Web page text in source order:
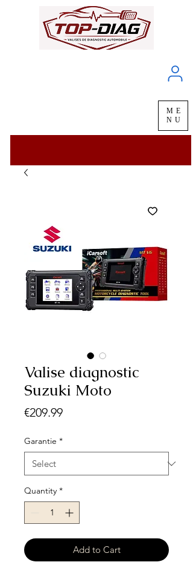
ME
NU
Valise diagnostic
Suzuki Moto
€209.99Price
Garantie *
Quantity *
Add to Cart